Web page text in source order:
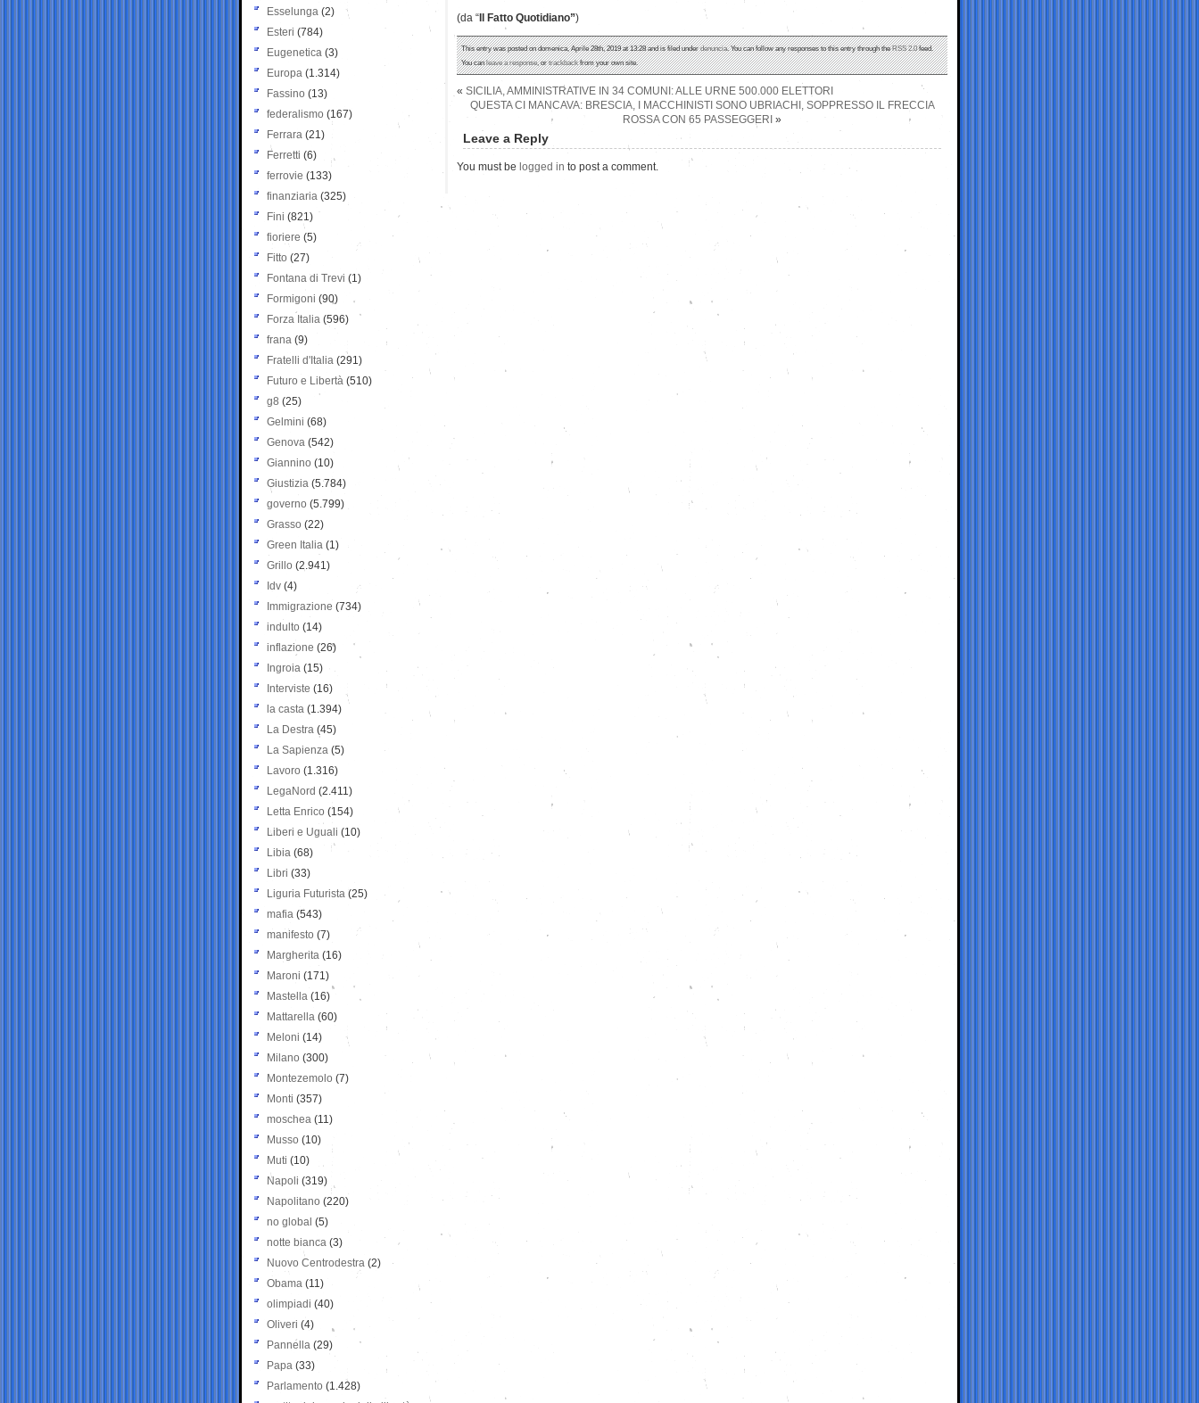
(da “ Il Fatto Quotidiano”)
This entry was posted on domenica, Aprile 28th, 2019 at 13:28 and is filed underdenuncia. You can follow any responses to this entry through theRSS 2.0feed.
You canleave a response, ortrackbackfrom your own site.
« SICILIA, AMMINISTRATIVE IN 34 COMUNI: ALLE URNE 500.000 ELETTORI
QUESTA CI MANCAVA: BRESCIA, I MACCHINISTI SONO UBRIACHI, SOPPRESSO IL FRECCIA
ROSSA CON 65 PASSEGGERI »
Leave a Reply
You must be logged in to post a comment.
Esselunga (2)
Esteri (784)
Eugenetica (3)
Europa (1.314)
Fassino (13)
federalismo (167)
Ferrara (21)
Ferretti (6)
ferrovie (133)
finanziaria (325)
Fini (821)
fioriere (5)
Fitto (27)
Fontana di Trevi (1)
Formigoni (90)
Forza Italia (596)
frana (9)
Fratelli d'Italia (291)
Futuro e Libertà (510)
g8 (25)
Gelmini (68)
Genova (542)
Giannino (10)
Giustizia (5.784)
governo (5.799)
Grasso (22)
Green Italia (1)
Grillo (2.941)
Idv (4)
Immigrazione (734)
indulto (14)
inflazione (26)
Ingroia (15)
Interviste (16)
la casta (1.394)
La Destra (45)
La Sapienza (5)
Lavoro (1.316)
LegaNord (2.411)
Letta Enrico (154)
Liberi e Uguali (10)
Libia (68)
Libri (33)
Liguria Futurista (25)
mafia (543)
manifesto (7)
Margherita (16)
Maroni (171)
Mastella (16)
Mattarella (60)
Meloni (14)
Milano (300)
Montezemolo (7)
Monti (357)
moschea (11)
Musso (10)
Muti (10)
Napoli (319)
Napolitano (220)
no global (5)
notte bianca (3)
Nuovo Centrodestra (2)
Obama (11)
olimpiadi (40)
Oliveri (4)
Pannella (29)
Papa (33)
Parlamento (1.428)